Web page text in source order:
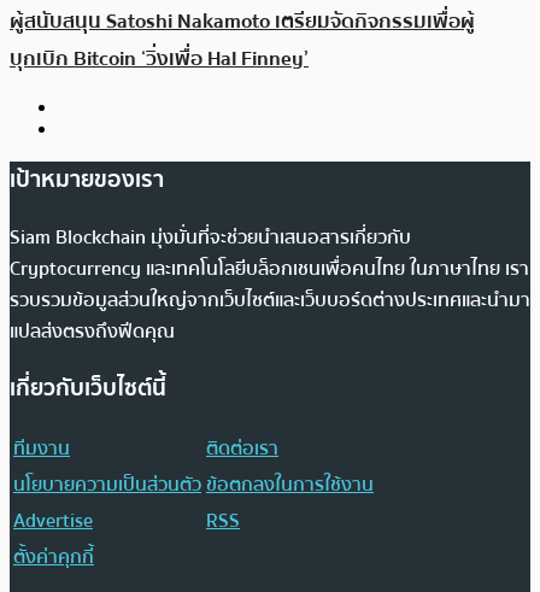
ผู้สนับสนุน Satoshi Nakamoto เตรียมจัดกิจกรรมเพื่อผู้
บุกเบิก Bitcoin ‘วิ่งเพื่อ Hal Finney’
เป้าหมายของเรา
Siam Blockchain มุ่งมั่นที่จะช่วยนำเสนอสารเกี่ยวกับ
Cryptocurrency และเทคโนโลยีบล็อกเชนเพื่อคนไทย ในภาษาไทย เรา
รวบรวมข้อมูลส่วนใหญ่จากเว็บไซต์และเว็บบอร์ดต่างประเทศและนำมา
แปลส่งตรงถึงฟีดคุณ
เกี่ยวกับเว็บไซต์นี้
ทีมงาน
ติดต่อเรา
นโยบายความเป็นส่วนตัวข้อตกลงในการใช้งาน
Advertise
RSS
ตั้งค่าคุกกี้